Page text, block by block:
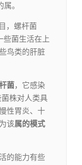
。
，螺杆菌
些菌生活在上
鸟类的肝脏
菌，它感染
株对人类具
性胃炎、十
该属的模式
的能力有些